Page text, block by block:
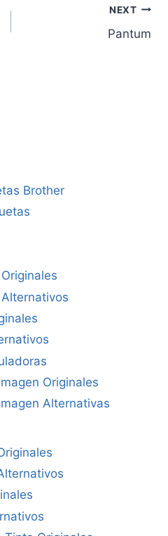
NEXT
Pantum
Brother
Originales
Alternativas